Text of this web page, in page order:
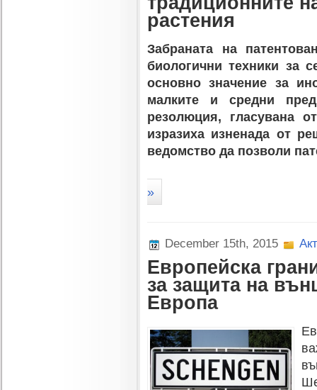
растения
Забраната на
биологични техники за
основно значение за
малките и средни
резолюция, гласувана
изразиха изненада от
ведомство да позволи
»
December 15th, 2015
Европейска
за защита на
Европа